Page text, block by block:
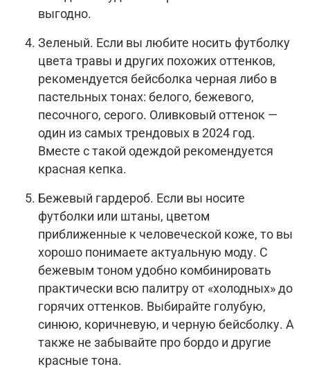
выгодно.
Зеленый. Если вы любите носить футболку
цвета травы и других похожих оттенков,
рекомендуется бейсболка черная либо в
пастельных тонах: белого, бежевого,
песочного, серого. Оливковый оттенок —
один из самых трендовых в 2024 год.
Вместе с такой одеждой рекомендуется
красная кепка.
Бежевый гардероб. Если вы носите
футболки или штаны, цветом
приближенные к человеческой коже, то вы
хорошо понимаете актуальную моду. С
бежевым тоном удобно комбинировать
практически всю палитру от «холодных» до
горячих оттенков. Выбирайте голубую,
синюю, коричневую, и черную бейсболку. А
также не забывайте про бордо и другие
красные тона.